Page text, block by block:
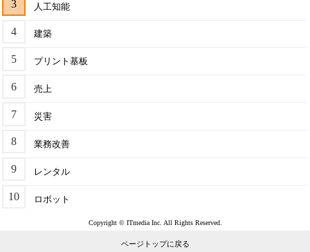
人工知能
建築
プリント基板
売上
災害
業務改善
レンタル
ロボット
Copyright © ITmedia Inc. All Rights Reserved.
ページトップに戻る